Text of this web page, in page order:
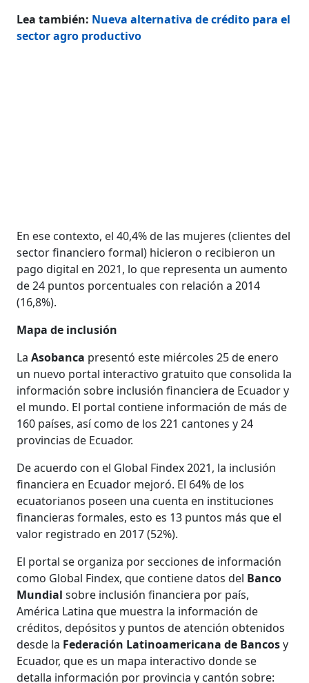
Lea también: Nueva alternativa de crédito para el
sector agro productivo
En ese contexto, el 40,4% de las mujeres (clientes del
sector financiero formal) hicieron o recibieron un
pago digital en 2021, lo que representa un aumento
de 24 puntos porcentuales con relación a 2014
(16,8%).
Mapa de inclusión
LaAsobanca presentó este miércoles 25 de enero
un nuevo portal interactivo gratuito que consolida la
información sobre inclusión financiera de Ecuador y
el mundo. El portal contiene información de más de
160 países, así como de los 221 cantones y 24
provincias de Ecuador.
De acuerdo con el Global Findex 2021, la inclusión
financiera en Ecuador mejoró. El 64% de los
ecuatorianos poseen una cuenta en instituciones
financieras formales, esto es 13 puntos más que el
valor registrado en 2017 (52%).
El portal se organiza por secciones de información
como Global Findex, que contiene datos del Banco
Mundial sobre inclusión financiera por país,
América Latina que muestra la información de
créditos, depósitos y puntos de atención obtenidos
desde la Federación Latinoamericana de Bancosy
Ecuador, que es un mapa interactivo donde se
detalla información por provincia y cantón sobre: